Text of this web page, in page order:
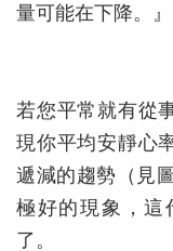
量可能在下降。』
若您平常就有從
現你平均安靜心
遞減的趨勢（見
極好的現象，這
了。